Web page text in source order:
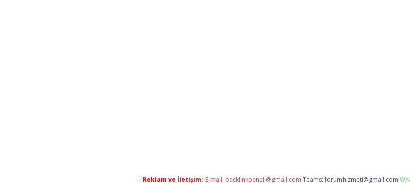
Reklam ve İletişim: E-mail: backlinkpaneli@gmail.com Teams:forumhizmeti@gmail.com